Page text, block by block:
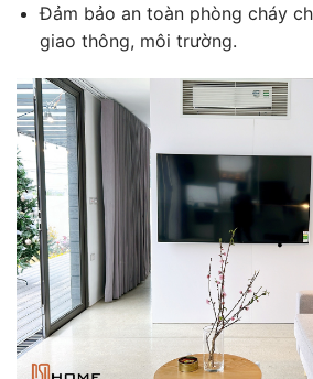
Đảm bảo an toàn phòng cháy
giao thông, môi trường.